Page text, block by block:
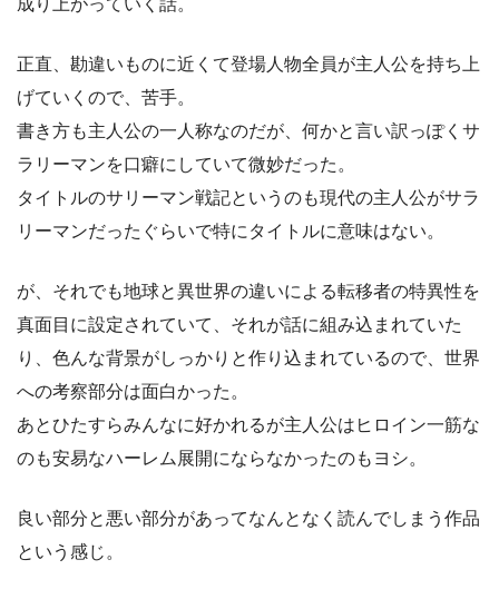
成り上がっていく話。
正直、勘違いものに近くて登場人物全員が主人公を持ち上
げていくので、苦手。
書き方も主人公の一人称なのだが、何かと言い訳っぽくサ
ラリーマンを口癖にしていて微妙だった。
タイトルのサリーマン戦記というのも現代の主人公がサラ
リーマンだったぐらいで特にタイトルに意味はない。
が、それでも地球と異世界の違いによる転移者の特異性を
真面目に設定されていて、それが話に組み込まれていた
り、色んな背景がしっかりと作り込まれているので、世界
への考察部分は面白かった。
あとひたすらみんなに好かれるが主人公はヒロイン一筋な
のも安易なハーレム展開にならなかったのもヨシ。
良い部分と悪い部分があってなんとなく読んでしまう作品
という感じ。